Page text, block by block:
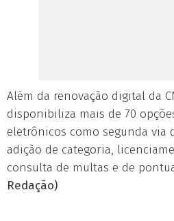
Além da renovação digital da
disponibiliza mais de 70
eletrônicos como segunda via
adição de categoria,
consulta de multas e de
Redação)